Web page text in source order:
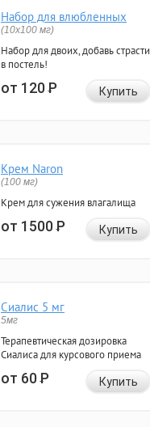
Набор для влюбленных
(10х100 мг)
Набор для двоих, добавь страсти
в постель!
от 120Р Купить
Крем Naron
(100 мг)
Крем для сужения влагалища
от 1500Р Купить
Сиалис 5 мг
5мг
Терапевтическая дозировка
Сиалиса для курсового приема
от 60Р Купить